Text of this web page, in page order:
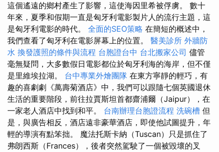
這個遙遠的鄉村產生了影響，這使海因里希被俘虜。 數十
年來，夏季和假期一直是匈牙利電影製片人的流行主題，這
是匈牙利電影的時代。 全面的SEO策略 在簡短的概述中，
我們查看了匈牙利在電影屏幕上的位置。 醫美診所 外牆防
水 換發護照的條件與流程 台胞證台中 台北搬家公司 儘管
毫無疑問，大多數假日電影都位於匈牙利海的海岸，但不僅
是里維埃拉湖。 台中專業外燴團隊 在東方寧靜的輕巧，有
趣的喜劇劇《萬壽菊酒店》中，我們可以跟隨七個英國退休
生活的重要階段，前往拉賈斯坦首都齋浦爾（Jaipur），在
一家老人酒店中找到和平。 台南辦理台胞證流程 洗碗槽 但
是，與廣告相反，酒店遠非豪華酒店，即使他試圖提升，年
輕的導演有點笨拙。 魔法托斯卡納（Tuscan）只是抓住了
弗朗西斯（Frances），後者突然駕駛了一個被毀壞的叉